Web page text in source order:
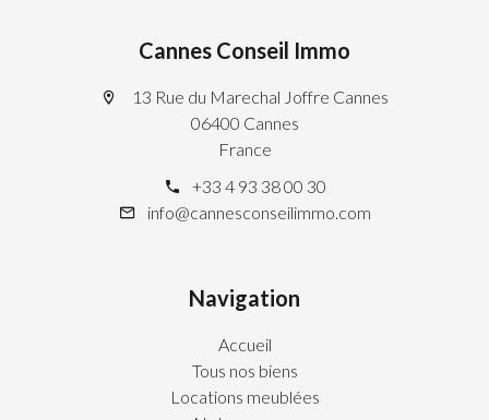
Cannes Conseil Immo
13 Rue du Marechal Joffre Cannes
06400 Cannes
France
+33 4 93 38 00 30
info@cannesconseilimmo.com
Navigation
Accueil
Tous nos biens
Locations meublées